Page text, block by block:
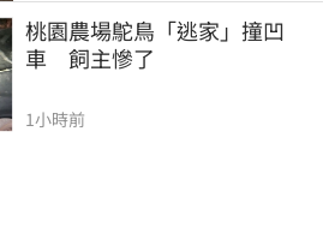
桃園農場鴕鳥「逃家」撞凹
車　飼主慘了
1小時前